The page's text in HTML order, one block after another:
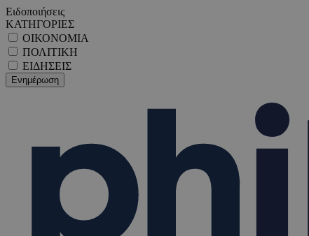
Ειδοποιήσεις
ΚΑΤΗΓΟΡΙΕΣ
ΟΙΚΟΝΟΜΙΑ
ΠΟΛΙΤΙΚΗ
ΕΙΔΗΣΕΙΣ